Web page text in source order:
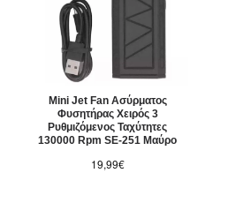
Mini Jet Fan Ασύρματος
Φυσητήρας Χειρός 3
Ρυθμιζόμενος Ταχύτητες
130000 Rpm SE-251 Μαύρο
19,99€